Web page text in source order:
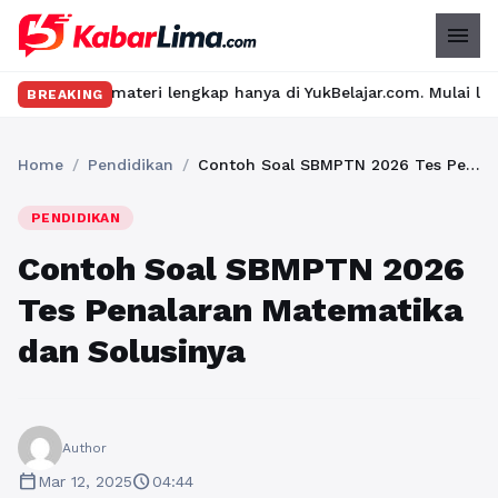
menu
BREAKING
lengkap hanya di YukBelajar.com. Mulai langkah
Home / Pendidikan / Contoh Soal SBMPTN 2026 Tes Penalaran Matematika dan Solusinya
PENDIDIKAN
Contoh Soal SBMPTN 2026
Tes Penalaran Matematika
dan Solusinya
Author
calendar_todayMar 12, 2025schedule04:44